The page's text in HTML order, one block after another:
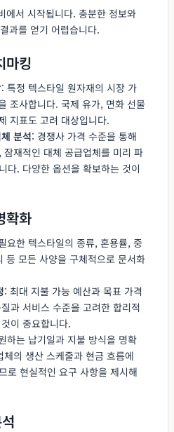
에서 시작됩니다. 충분한 정보와
과를 얻기 어렵습니다.
마킹
: 특정 텍스타일 원자재의 시장 가
조사합니다. 국제 유가, 면화 선물
지표도 고려 대상입니다.
분석: 경쟁사 가격 수준을 통해
재적인 대체 공급업체를 미리 파
다. 다양한 옵션을 확보하는 것이
확화
요한 텍스타일의 종류, 혼용률, 중
등 모든 사양을 구체적으로 문서화
: 최대 지불 가능 예산과 목표 가격
과 서비스 수준을 고려한 합리적
이 중요합니다.
하는 납기일과 지불 방식을 명확
의 생산 스케줄과 현금 흐름에
로 현실적인 요구 사항을 제시해